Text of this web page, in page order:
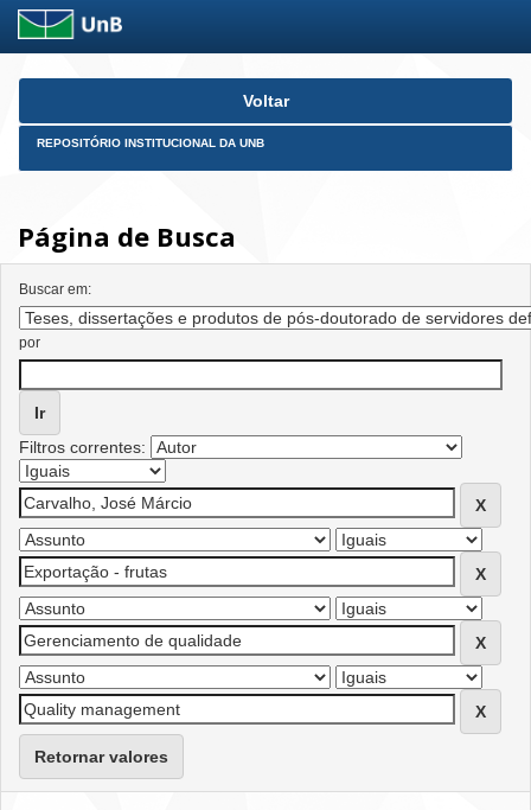
Skip
Voltar
REPOSITÓRIO INSTITUCIONAL DA UNB
Página de Busca
Buscar em:
por
Filtros correntes:
Retornar valores